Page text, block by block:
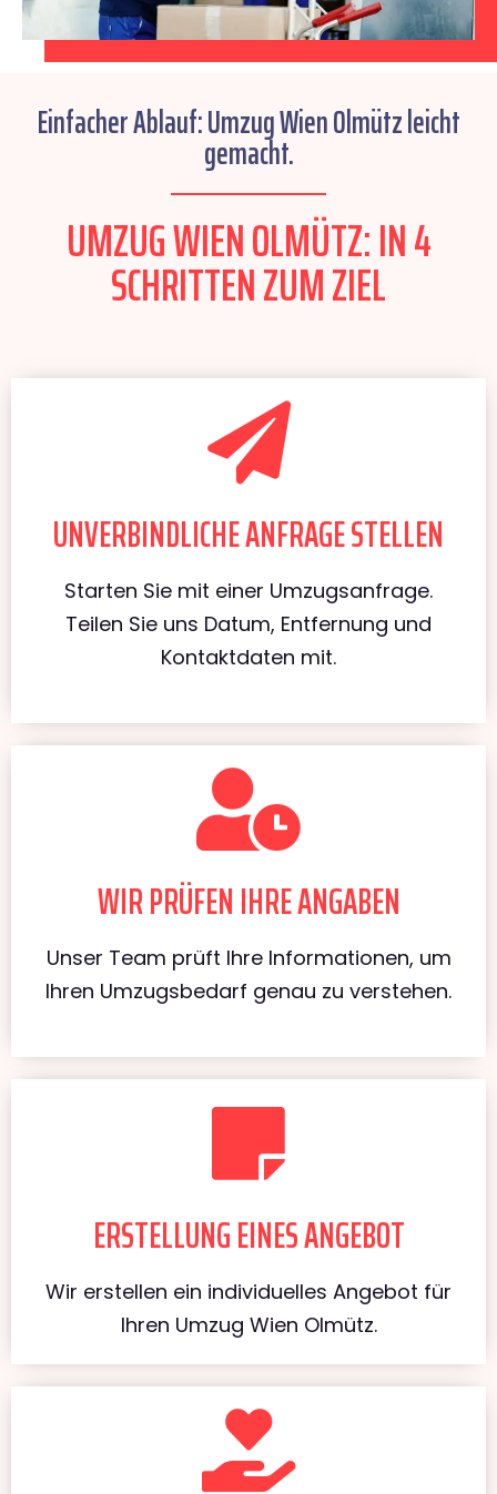
Einfacher Ablauf: Umzug Wien Olmütz leicht
gemacht.
UMZUG WIEN OLMÜTZ: IN 4
SCHRITTEN ZUM ZIEL
UNVERBINDLICHE ANFRAGE STELLEN
Starten Sie mit einer Umzugsanfrage.
Teilen Sie uns Datum, Entfernung und
Kontaktdaten mit.
WIR PRÜFEN IHRE ANGABEN
Unser Team prüft Ihre Informationen, um
Ihren Umzugsbedarf genau zu verstehen.
ERSTELLUNG EINES ANGEBOT
Wir erstellen ein individuelles Angebot für
Ihren Umzug Wien Olmütz.